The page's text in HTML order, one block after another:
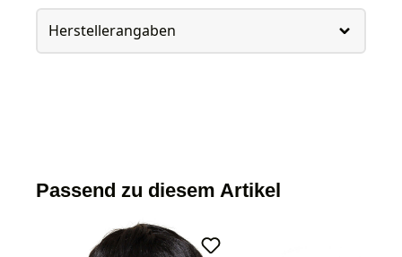
Herstellerangaben
Passend zu diesem Artikel